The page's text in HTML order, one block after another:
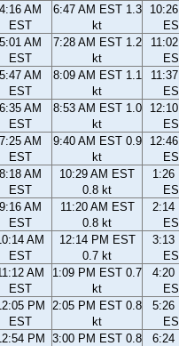
4:16 AM
EST
6:47 AM EST 1.3
kt
5:01 AM
EST
7:28 AM EST 1.2
kt
5:47 AM
EST
8:09 AM EST 1.1
kt
6:35 AM
EST
8:53 AM EST 1.0
kt
7:25 AM
EST
9:40 AM EST 0.9
kt
8:18 AM
EST
10:29 AM EST
0.8 kt
1:26
9:16 AM
EST
11:20 AM EST
0.8 kt
2:14
AM
EST
12:14 PM EST
0.7 kt
3:13
AM
EST
1:09 PM EST 0.7
kt
4:20
PM
EST
2:05 PM EST 0.8
kt
5:26
PM
3:00 PM EST 0.8
6:24